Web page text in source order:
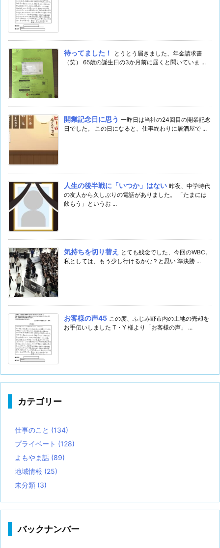
待ってました！
とうとう届きました、年金請求書
（笑） 65歳の誕生日の3か月前に届くと聞いていま ...
開業記念日に思う 一昨日は当社の24回目の開業記念
日でした。 この日になると、仕事終わりに居酒屋で ...
人生の後半戦に「いつか」はない 昨夜、中学時代
の友人から久しぶりの電話がありました。 「たまには
飲もう」というお ...
気持ちを切り替え
とても残念でした、今回のWBC。
私としては、もう少し行けるかな？と思い 準決勝 ...
お客様の声45 この度、ふじみ野市内の土地の売却を
お手伝いしました T・Y 様より「お客様の声」 ...
カテゴリー
仕事のこと (134)
プライベート (128)
よもやま話 (89)
地域情報 (25)
未分類 (3)
バックナンバー